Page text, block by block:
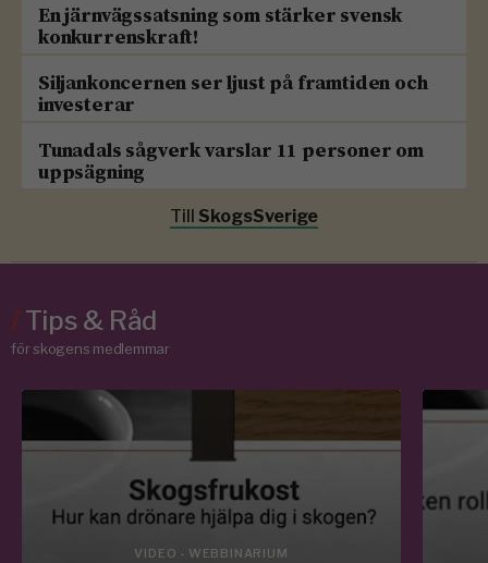
En järnvägssatsning som stärker svensk
konkurrenskraft!
Siljankoncernen ser ljust på framtiden och
investerar
Tunadals sågverk varslar 11 personer om
uppsägning
Till SkogsSverige
/Tips & Råd
för skogens medlemmar
VIDEO - WEBBINARIUM